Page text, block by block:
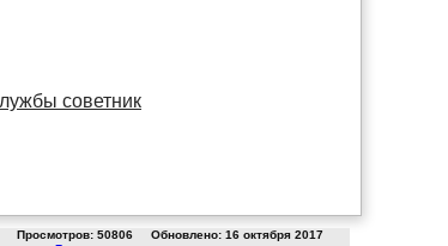
советник
Просмотров: 50806 Обновлено: 16 октября 2017